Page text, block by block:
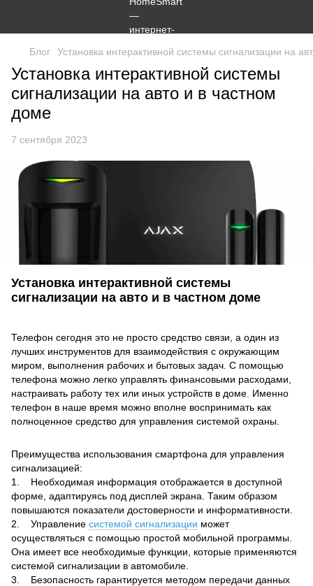
Блог Установка интерактивной системы сигнализации на
Установка интерактивной системы
сигнализации на авто и в частном
доме
7 сентября 2023
Установка интерактивной системы
сигнализации на авто и в частном доме
Телефон сегодня это не просто средство связи, а один из
лучших инструментов для взаимодействия с окружающим
миром, выполнения рабочих и бытовых задач. С помощью
телефона можно легко управлять финансовыми расходами,
настраивать работу тех или иных устройств в доме. Именно
телефон в наше время можно вполне воспринимать как
полноценное средство для управления системой охраны.
Преимущества использования смартфона для управления
сигнализацией:
1. Необходимая информация отображается в доступной
форме, адаптируясь под дисплей экрана. Таким образом
повышаются показатели достоверности и информативности.
2. Управление системой сигнализации может
осуществляться с помощью простой мобильной программы.
Она имеет все необходимые функции, которые применяются
системой сигнализации в автомобиле.
3. Безопасность гарантируется методом передачи данных